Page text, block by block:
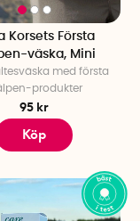
Korsets Första
väska, Mini
med första
produkter
95 kr
Köp